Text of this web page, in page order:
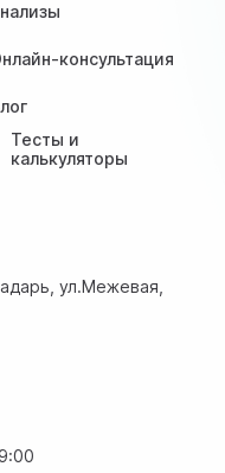
консультация
Тесты и
калькуляторы
ул.Межевая,